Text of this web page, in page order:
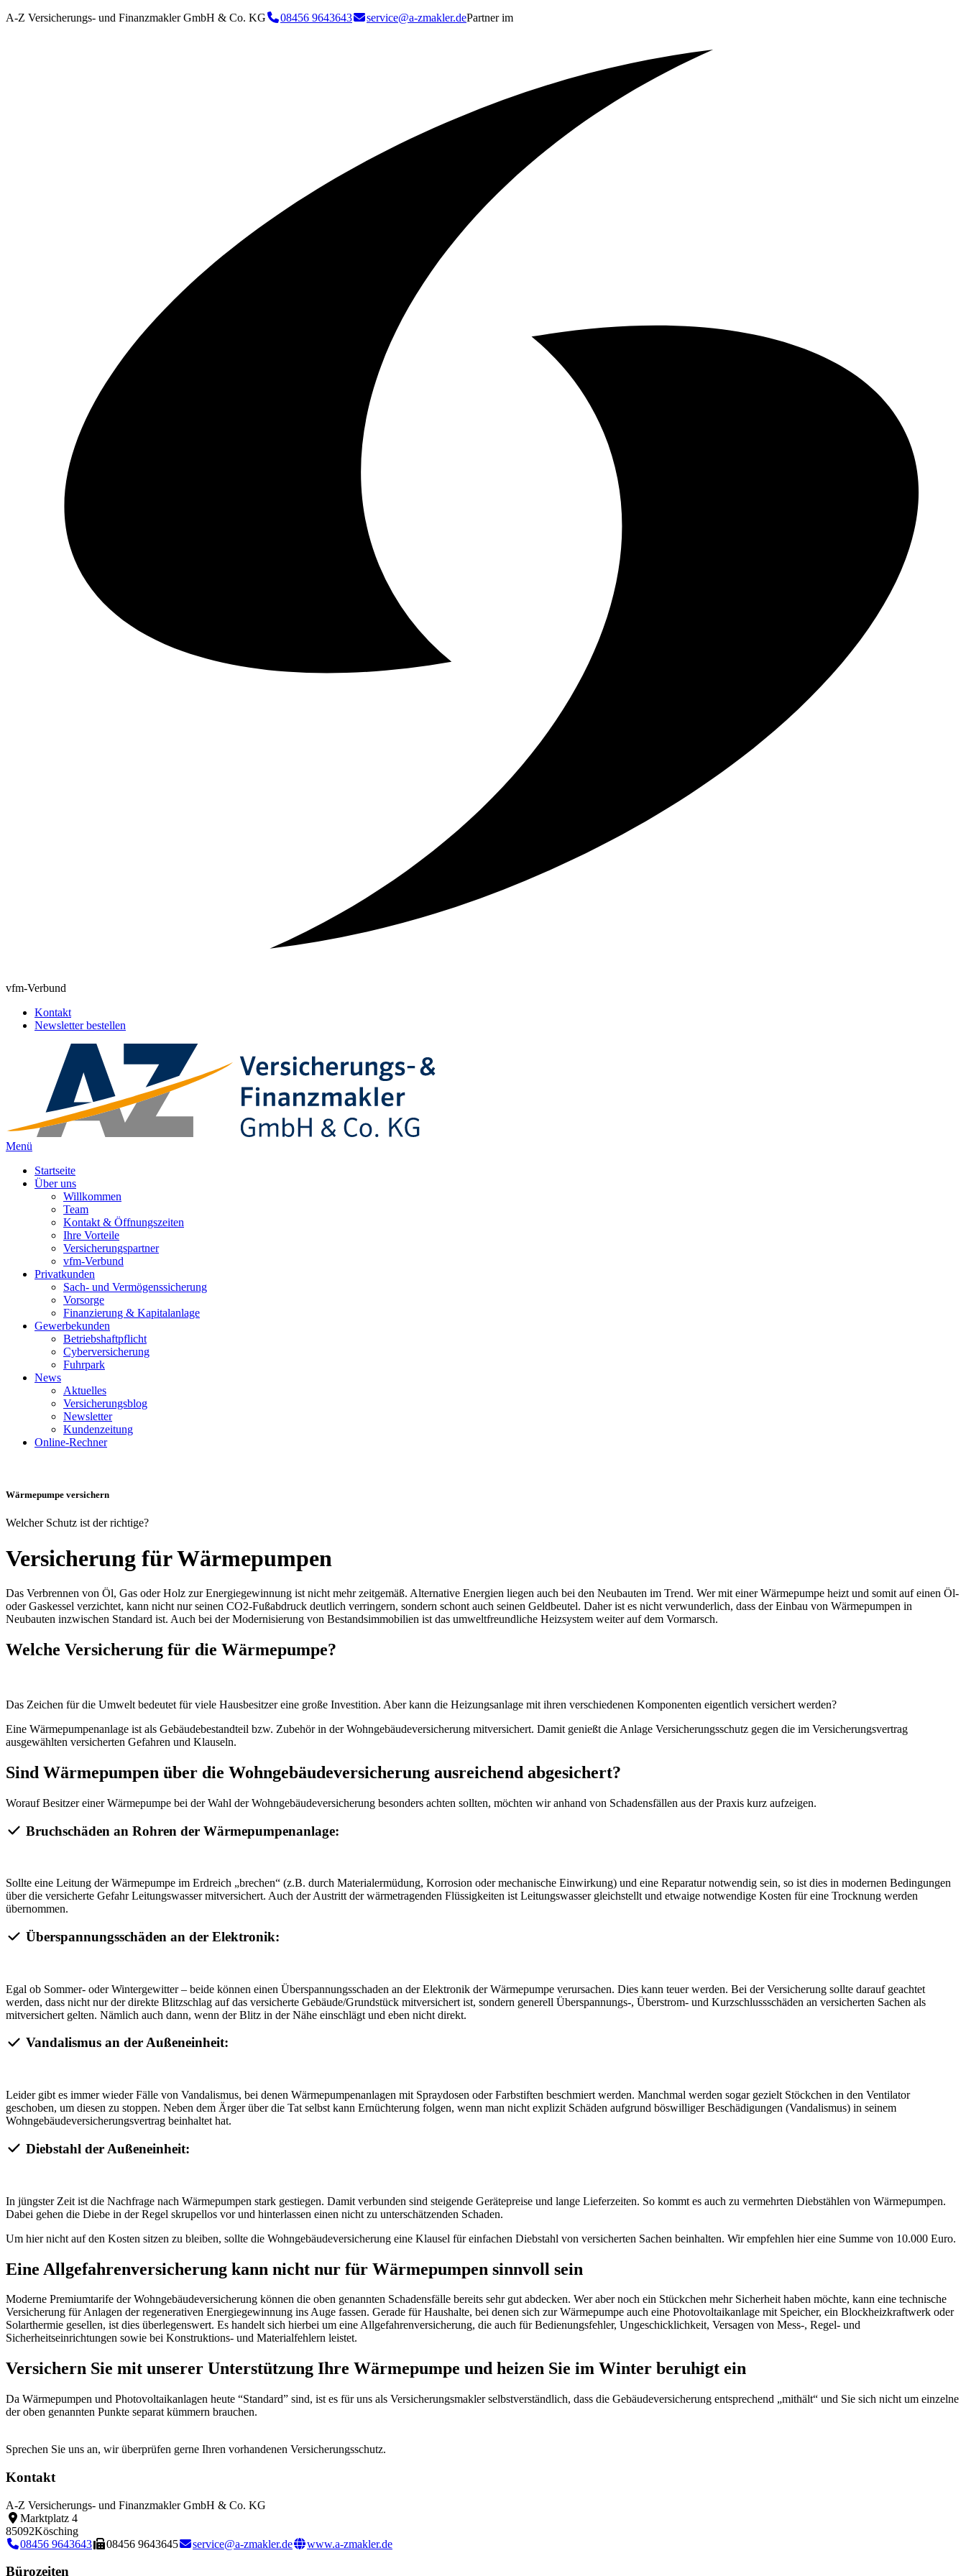
A-Z Versicherungs- und Finanzmakler GmbH & Co. KG 08456 9643643 service@a-zmakler.dePartner im
vfm-Verbund
Kontakt
Newsletter bestellen
Menü
Startseite
Über uns
Willkommen
Team
Kontakt & Öffnungszeiten
Ihre Vorteile
Versicherungspartner
vfm-Verbund
Privatkunden
Sach- und Vermögenssicherung
Vorsorge
Finanzierung & Kapitalanlage
Gewerbekunden
Betriebshaftpflicht
Cyberversicherung
Fuhrpark
News
Aktuelles
Versicherungsblog
Newsletter
Kundenzeitung
Online-Rechner
Wärmepumpe versichern
Welcher Schutz ist der richtige?
Versicherung für Wärmepumpen
Das Verbrennen von Öl, Gas oder Holz zur Energiegewinnung ist nicht mehr zeitgemäß. Alternative Energien liegen auch bei den Neubauten im Trend. Wer mit einer Wärmepumpe heizt und somit auf einen Öl-
oder Gaskessel verzichtet, kann nicht nur seinen CO2-Fußabdruck deutlich verringern, sondern schont auch seinen Geldbeutel. Daher ist es nicht verwunderlich, dass der Einbau von Wärmepumpen in
Neubauten inzwischen Standard ist. Auch bei der Modernisierung von Bestandsimmobilien ist das umweltfreundliche Heizsystem weiter auf dem Vormarsch.
Welche Versicherung für die Wärmepumpe?
Das Zeichen für die Umwelt bedeutet für viele Hausbesitzer eine große Investition. Aber kann die Heizungsanlage mit ihren verschiedenen Komponenten eigentlich versichert werden?
Eine Wärmepumpenanlage ist als Gebäudebestandteil bzw. Zubehör in der Wohngebäudeversicherung mitversichert. Damit genießt die Anlage Versicherungsschutz gegen die im Versicherungsvertrag
ausgewählten versicherten Gefahren und Klauseln.
Sind Wärmepumpen über die Wohngebäudeversicherung ausreichend abgesichert?
Worauf Besitzer einer Wärmepumpe bei der Wahl der Wohngebäudeversicherung besonders achten sollten, möchten wir anhand von Schadensfällen aus der Praxis kurz aufzeigen.
Bruchschäden an Rohren der Wärmepumpenanlage:
Sollte eine Leitung der Wärmepumpe im Erdreich „brechen“ (z.B. durch Materialermüdung, Korrosion oder mechanische Einwirkung) und eine Reparatur notwendig sein, so ist dies in modernen Bedingungen
über die versicherte Gefahr Leitungswasser mitversichert. Auch der Austritt der wärmetragenden Flüssigkeiten ist Leitungswasser gleichstellt und etwaige notwendige Kosten für eine Trocknung werden
übernommen.
Überspannungsschäden an der Elektronik:
Egal ob Sommer- oder Wintergewitter – beide können einen Überspannungsschaden an der Elektronik der Wärmepumpe verursachen. Dies kann teuer werden. Bei der Versicherung sollte darauf geachtet
werden, dass nicht nur der direkte Blitzschlag auf das versicherte Gebäude/Grundstück mitversichert ist, sondern generell Überspannungs-, Überstrom- und Kurzschlussschäden an versicherten Sachen als
mitversichert gelten. Nämlich auch dann, wenn der Blitz in der Nähe einschlägt und eben nicht direkt.
Vandalismus an der Außeneinheit:
Leider gibt es immer wieder Fälle von Vandalismus, bei denen Wärmepumpenanlagen mit Spraydosen oder Farbstiften beschmiert werden. Manchmal werden sogar gezielt Stöckchen in den Ventilator
geschoben, um diesen zu stoppen. Neben dem Ärger über die Tat selbst kann Ernüchterung folgen, wenn man nicht explizit Schäden aufgrund böswilliger Beschädigungen (Vandalismus) in seinem
Wohngebäudeversicherungsvertrag beinhaltet hat.
Diebstahl der Außeneinheit:
In jüngster Zeit ist die Nachfrage nach Wärmepumpen stark gestiegen. Damit verbunden sind steigende Gerätepreise und lange Lieferzeiten. So kommt es auch zu vermehrten Diebstählen von Wärmepumpen.
Dabei gehen die Diebe in der Regel skrupellos vor und hinterlassen einen nicht zu unterschätzenden Schaden.
Um hier nicht auf den Kosten sitzen zu bleiben, sollte die Wohngebäudeversicherung eine Klausel für einfachen Diebstahl von versicherten Sachen beinhalten. Wir empfehlen hier eine Summe von 10.000 Euro.
Eine Allgefahrenversicherung kann nicht nur für Wärmepumpen sinnvoll sein
Moderne Premiumtarife der Wohngebäudeversicherung können die oben genannten Schadensfälle bereits sehr gut abdecken. Wer aber noch ein Stückchen mehr Sicherheit haben möchte, kann eine technische
Versicherung für Anlagen der regenerativen Energiegewinnung ins Auge fassen. Gerade für Haushalte, bei denen sich zur Wärmepumpe auch eine Photovoltaikanlage mit Speicher, ein Blockheizkraftwerk oder
Solarthermie gesellen, ist dies überlegenswert. Es handelt sich hierbei um eine Allgefahrenversicherung, die auch für Bedienungsfehler, Ungeschicklichkeit, Versagen von Mess-, Regel- und
Sicherheitseinrichtungen sowie bei Konstruktions- und Materialfehlern leistet.
Versichern Sie mit unserer Unterstützung Ihre Wärmepumpe und heizen Sie im Winter beruhigt ein
Da Wärmepumpen und Photovoltaikanlagen heute “Standard” sind, ist es für uns als Versicherungsmakler selbstverständlich, dass die Gebäudeversicherung entsprechend „mithält“ und Sie sich nicht um einzelne
der oben genannten Punkte separat kümmern brauchen.
Sprechen Sie uns an, wir überprüfen gerne Ihren vorhandenen Versicherungsschutz.
Kontakt
A-Z Versicherungs- und Finanzmakler GmbH & Co. KG
Marktplatz 4
85092Kösching
08456 9643643
08456 9643645 service@a-zmakler.de www.a-zmakler.de
Bürozeiten